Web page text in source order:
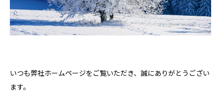
いつも弊社ホームページをご覧いただき、誠にありがとうござい
ます。